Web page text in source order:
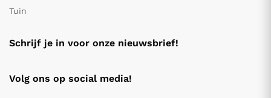
Tuin
Schrijf je in voor onze nieuwsbrief!
Volg ons op social media!